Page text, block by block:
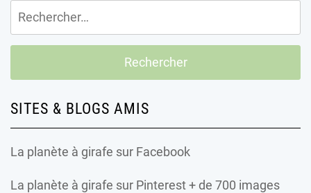
Rechercher :
SITES & BLOGS AMIS
La planète à girafe sur Facebook
La planète à girafe sur Pinterest + de 700 images